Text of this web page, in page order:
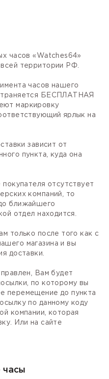
часов «Watches64»
территории РФ.
часов нашего
БЕСПЛАТНАЯ
маркировку
ярлык на
зависит от
пункта, куда она
отсутствует
компаний, то
ближайшего
отдел находится.
только после того как с
магазина и вы
доставки.
Вам будет
по которому вы
перемещение до пункта
по данному коду
компании, которая
Или на сайте
часы